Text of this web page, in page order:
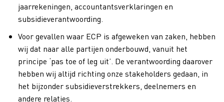
jaarrekeningen, accountantsverklaringen en
subsidieverantwoording.
Voor gevallen waar ECP is afgeweken van zaken, hebben
wij dat naar alle partijen onderbouwd, vanuit het
principe ‘pas toe of leg uit’. De verantwoording daarover
hebben wij altijd richting onze stakeholders gedaan, in
het bijzonder subsidieverstrekkers, deelnemers en
andere relaties.